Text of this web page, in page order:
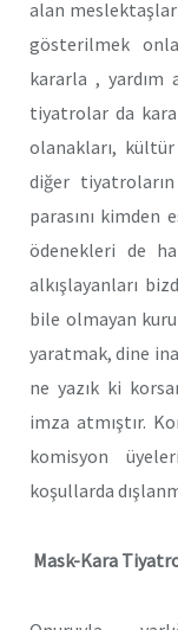
alan
gösterilmek
kararla , yardım
tiyatrolar da
olanakları,
diğer
parasını kimden
ödenekleri de
alkışlayanları
bile olmayan
yaratmak, dine
ne yazık ki
imza atmıştır.
komisyon
koşullarda
Mask-Kara